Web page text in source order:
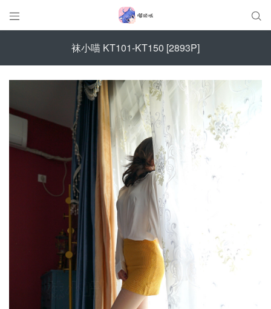
 
袜小喵 KT101-KT150 [2893P]